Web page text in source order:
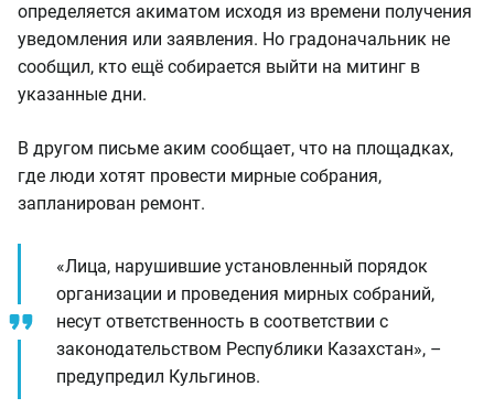
определяется акиматом исходя из времени получения
уведомления или заявления. Но градоначальник не
сообщил, кто ещё собирается выйти на митинг в
указанные дни.
В другом письме аким сообщает, что на площадках,
где люди хотят провести мирные собрания,
запланирован ремонт.
«Лица, нарушившие установленный порядок
организации и проведения мирных собраний,
несут ответственность в соответствии с
законодательством Республики Казахстан», –
предупредил Кульгинов.